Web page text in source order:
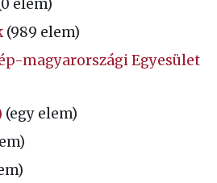
elem)
(989 elem)
magyarországi Egyesület
(egy elem)